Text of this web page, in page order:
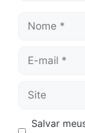
Nome
Site
Salvar